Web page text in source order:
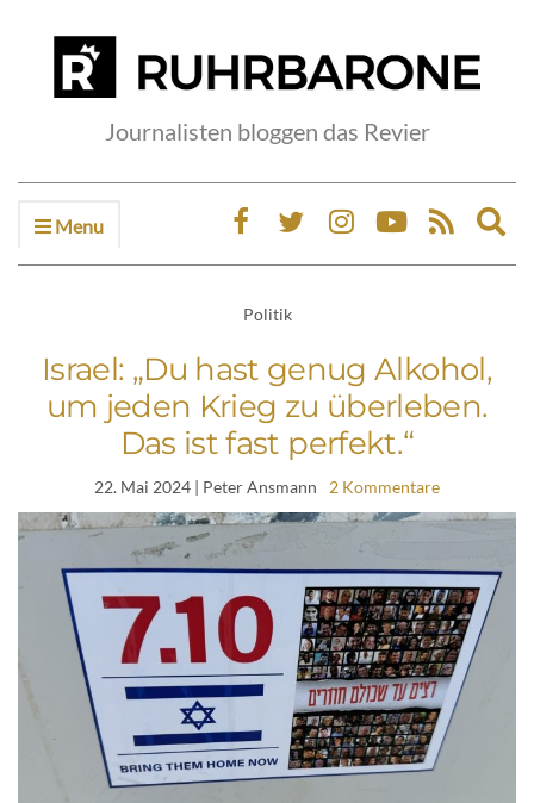
Journalisten bloggen das Revier
Menu
Politik
Israel: „Du hast genug Alkohol,
um jeden Krieg zu überleben.
Das ist fast perfekt.“
22. Mai 2024 | Peter Ansmann 2 Kommentare